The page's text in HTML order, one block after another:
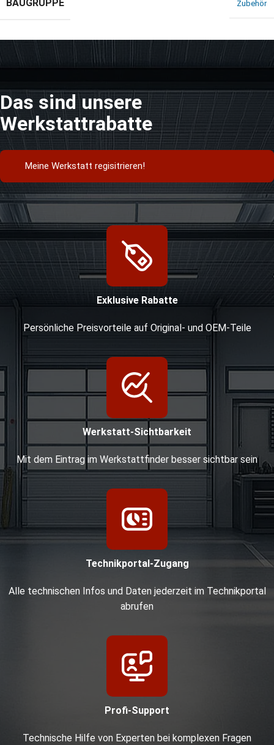
BAUGRUPPE Zubehör
Das sind unsere
Werkstattrabatte
Meine Werkstatt regisitrieren!
Exklusive Rabatte
Persönliche Preisvorteile auf Original- und OEM-Teile
Werkstatt-Sichtbarkeit
Mit dem Eintrag im Werkstattfinder besser sichtbar sein
Technikportal-Zugang
Alle technischen Infos und Daten jederzeit im Technikportal
abrufen
Profi-Support
Technische Hilfe von Experten bei komplexen Fragen